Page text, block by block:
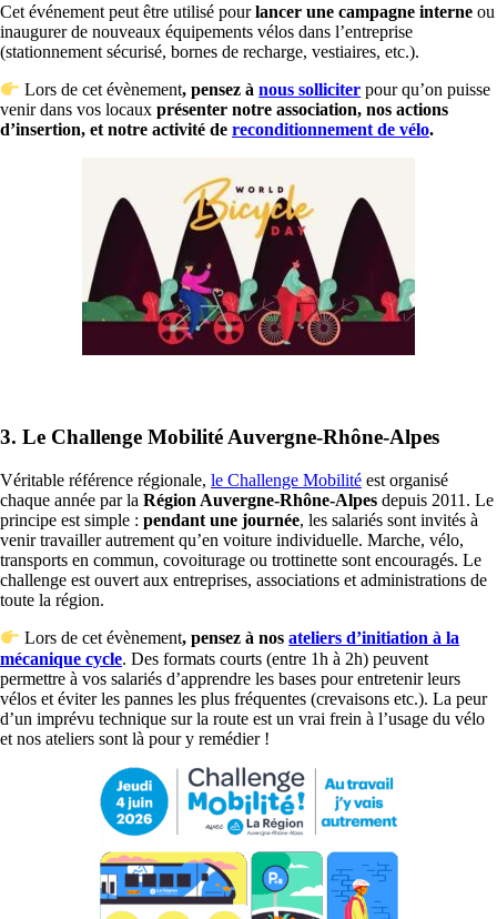
Cet événement peut être utilisé pourlancer une campagne interne ou
inaugurer de nouveaux équipements vélos dans l’entreprise
(stationnement sécurisé, bornes de recharge, vestiaires, etc.).
Lors de cet évènement, pensez ànous solliciter pour qu’on puisse
venir dans vos locaux présenter notre association, nos actions
d’insertion, et notre activité de reconditionnement de vélo.
3. Le Challenge Mobilité Auvergne-Rhône-Alpes
Véritable référence régionale, le Challenge Mobilité est organisé
chaque année par la Région Auvergne-Rhône-Alpes depuis 2011. Le
principe est simple : pendant une journée, les salariés sont invités à
venir travailler autrement qu’en voiture individuelle. Marche, vélo,
transports en commun, covoiturage ou trottinette sont encouragés. Le
challenge est ouvert aux entreprises, associations et administrations de
toute la région.
Lors de cet évènement, pensez à nosateliers d’initiation à la
mécanique cycle. Des formats courts (entre 1h à 2h) peuvent
permettre à vos salariés d’apprendre les bases pour entretenir leurs
vélos et éviter les pannes les plus fréquentes (crevaisons etc.). La peur
d’un imprévu technique sur la route est un vrai frein à l’usage du vélo
et nos ateliers sont là pour y remédier !